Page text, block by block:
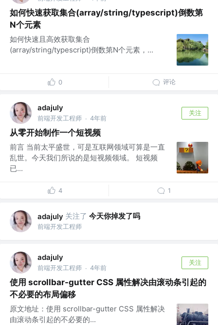
如何快速获取集合(array/string/typescript)倒数第
N个元素
如何快速且高效获取集合
(array/string/typescript)倒数第N个元素，...
0 评论
adajuly
前端开发工程师 · 4年前
关注
从零开始制作一个短视频
前言 当前太平盛世，可是互联网领域可算是一直
乱世。今天我们所说的是短视频领域。 短视频
已...
4 1
adajuly 关注了 今天你掉发了吗
前端开发工程师
adajuly
前端开发工程师 · 4年前
关注
使用 scrollbar-gutter CSS 属性解决由滚动条引起的
不必要的布局偏移
原文地址：使用 scrollbar-gutter CSS 属性解决
由滚动条引起的不必要的...